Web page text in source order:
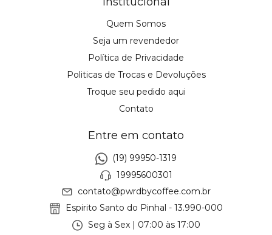
Quem Somos
Seja um revendedor
Política de Privacidade
Politicas de Trocas e Devoluções
Troque seu pedido aqui
Contato
Entre em contato
(19) 99950-1319
19995600301
contato@pwrdbycoffee.com.br
Espirito Santo do Pinhal - 13.990-000
Seg à Sex | 07:00 às 17:00